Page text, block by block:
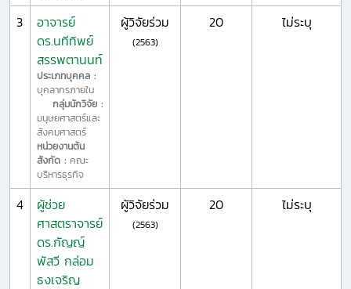
3
อาจารย์
ดร.นทีทิพย์
สรรพตานนท์
ประเภทบุคคล :
บุคลากรภายใน
กลุ่มนักวิจัย :
มนุษยศาสตร์และ
สังคมศาสตร์
หน่วยงานต้น
สังกัด : คณะ
บริหารธุรกิจ
ผู้วิจัยร่วม
(2563)
20 ไม่ระบุ
4
ผู้ช่วย
ศาสตราจารย์
ดร.กัญญ์
พัสวี กล่อม
ธงเจริญ
ผู้วิจัยร่วม
(2563)
20 ไม่ระบุ